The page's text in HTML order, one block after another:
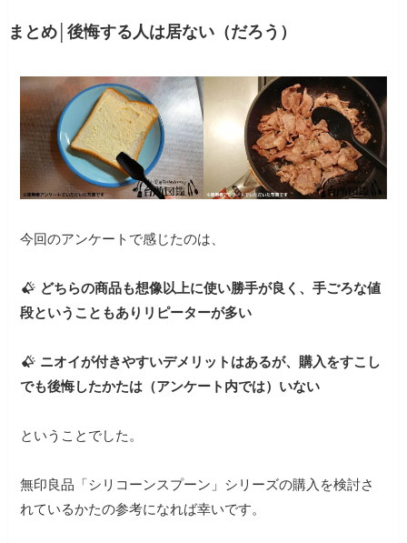
まとめ│後悔する人は居ない（だろう）
今回のアンケートで感じたのは、
どちらの商品も想像以上に使い勝手が良く、手ごろな値
段ということもありリピーターが多い
ニオイが付きやすいデメリットはあるが、購入をすこし
でも後悔したかたは（アンケート内では）いない
ということでした。
無印良品「シリコーンスプーン」シリーズの購入を検討さ
れているかたの参考になれば幸いです。